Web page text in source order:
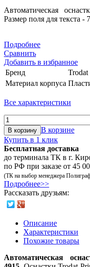
Автоматическая
Размер поля для текста -
Подробнее
Сравнить
Добавить в избранное
Бренд
Trodat
Материал корпуса
Все характеристики
В корзину В корзине
Купить в 1 клик
Бесплатная доставка
до терминала ТК в г.
по РФ при заказе от 45
(ТК на выбор менеджера
Подробнее>>
Рассказать друзьям:
Описание
Характеристики
Похожие товары
Автоматическая